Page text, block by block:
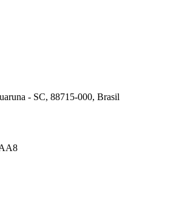
- SC, 88715-000, Brasil